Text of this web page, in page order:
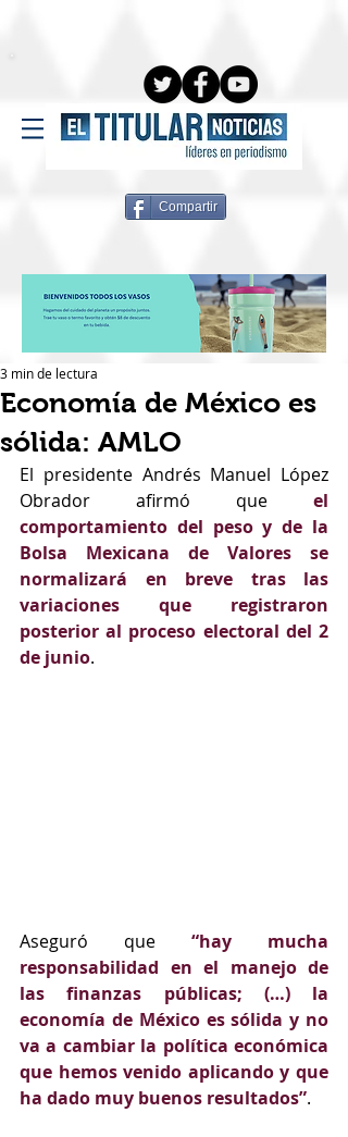
Compartir
Economía de México es
sólida: AMLO
3 min de lectura
El presidente Andrés Manuel López
Obrador afirmó que el
comportamiento del peso y de la
Bolsa Mexicana de Valores se
normalizará en breve tras las
variaciones que registraron
posterior al proceso electoral del 2
de junio.
Aseguró que “hay mucha
responsabilidad en el manejo de
las finanzas públicas; (…) la
economía de México es sólida y no
va a cambiar la política económica
que hemos venido aplicando y que
ha dado muy buenos resultados”.